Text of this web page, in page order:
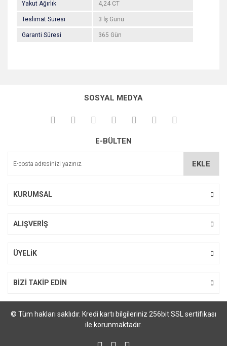
Yakut Ağırlık 4,24 CT
Teslimat Süresi 3 İş Günü
Garanti Süresi 365 Gün
kullanarak tarafımıza iletebilirsiniz.
Görüş ve önerileriniz için teşekkür ederiz.
Ürün açıklamasında eksik bilgiler bulunuyor.
SOSYAL MEDYA
E-BÜLTEN
EKLE
KURUMSAL
ALIŞVERİŞ
ÜYELİK
BİZİ TAKİP EDİN
© Tüm hakları saklıdır. Kredi kartı bilgileriniz 256bit SSL sertifikası
ile korunmaktadır.